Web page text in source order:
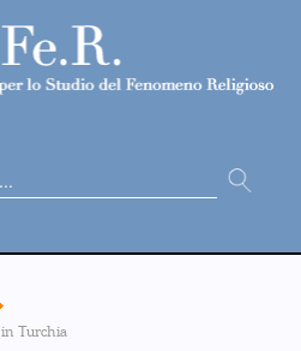
Turchia